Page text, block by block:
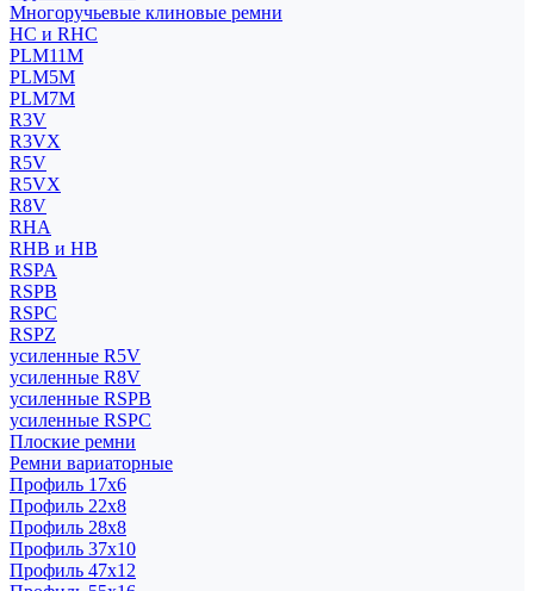
Многоручьевые клиновые ремни
HC и RHC
PLM11M
PLM5M
PLM7M
R3V
R3VX
R5V
R5VX
R8V
RHA
RHB и HB
RSPA
RSPB
RSPC
RSPZ
усиленные R5V
усиленные R8V
усиленные RSPB
усиленные RSPC
Плоские ремни
Ремни вариаторные
Профиль 17x6
Профиль 22x8
Профиль 28x8
Профиль 37x10
Профиль 47x12